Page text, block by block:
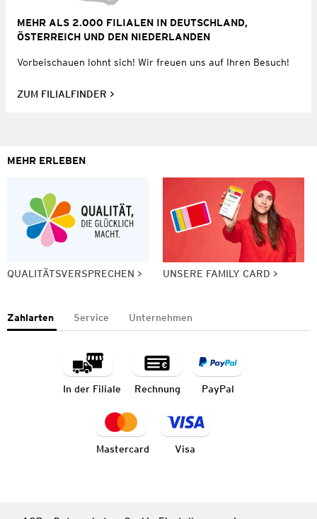
MEHR ALS 2.000 FILIALEN IN DEUTSCHLAND,
ÖSTERREICH UND DEN NIEDERLANDEN
Vorbeischauen lohnt sich! Wir freuen uns auf Ihren Besuch!
ZUM FILIALFINDER
MEHR ERLEBEN
QUALITÄTSVERSPRECHEN UNSERE FAMILY CARD
Zahlarten Service Unternehmen
In der Filiale Rechnung PayPal
Mastercard Visa